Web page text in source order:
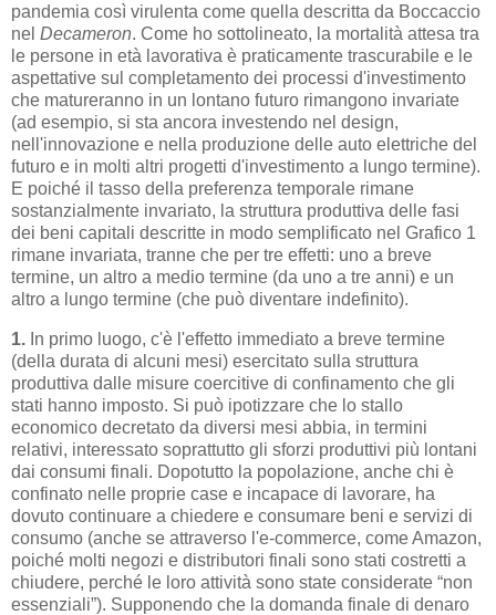
pandemia così virulenta come quella descritta da Boccaccio
nel Decameron. Come ho sottolineato, la mortalità attesa tra
le persone in età lavorativa è praticamente trascurabile e le
aspettative sul completamento dei processi d'investimento
che matureranno in un lontano futuro rimangono invariate
(ad esempio, si sta ancora investendo nel design,
nell'innovazione e nella produzione delle auto elettriche del
futuro e in molti altri progetti d'investimento a lungo termine).
E poiché il tasso della preferenza temporale rimane
sostanzialmente invariato, la struttura produttiva delle fasi
dei beni capitali descritte in modo semplificato nel Grafico 1
rimane invariata, tranne che per tre effetti: uno a breve
termine, un altro a medio termine (da uno a tre anni) e un
altro a lungo termine (che può diventare indefinito).
1. In primo luogo, c'è l'effetto immediato a breve termine
(della durata di alcuni mesi) esercitato sulla struttura
produttiva dalle misure coercitive di confinamento che gli
stati hanno imposto. Si può ipotizzare che lo stallo
economico decretato da diversi mesi abbia, in termini
relativi, interessato soprattutto gli sforzi produttivi più lontani
dai consumi finali. Dopotutto la popolazione, anche chi è
confinato nelle proprie case e incapace di lavorare, ha
dovuto continuare a chiedere e consumare beni e servizi di
consumo (anche se attraverso l'e-commerce, come Amazon,
poiché molti negozi e distributori finali sono stati costretti a
chiudere, perché le loro attività sono state considerate “non
essenziali”). Supponendo che la domanda finale di denaro